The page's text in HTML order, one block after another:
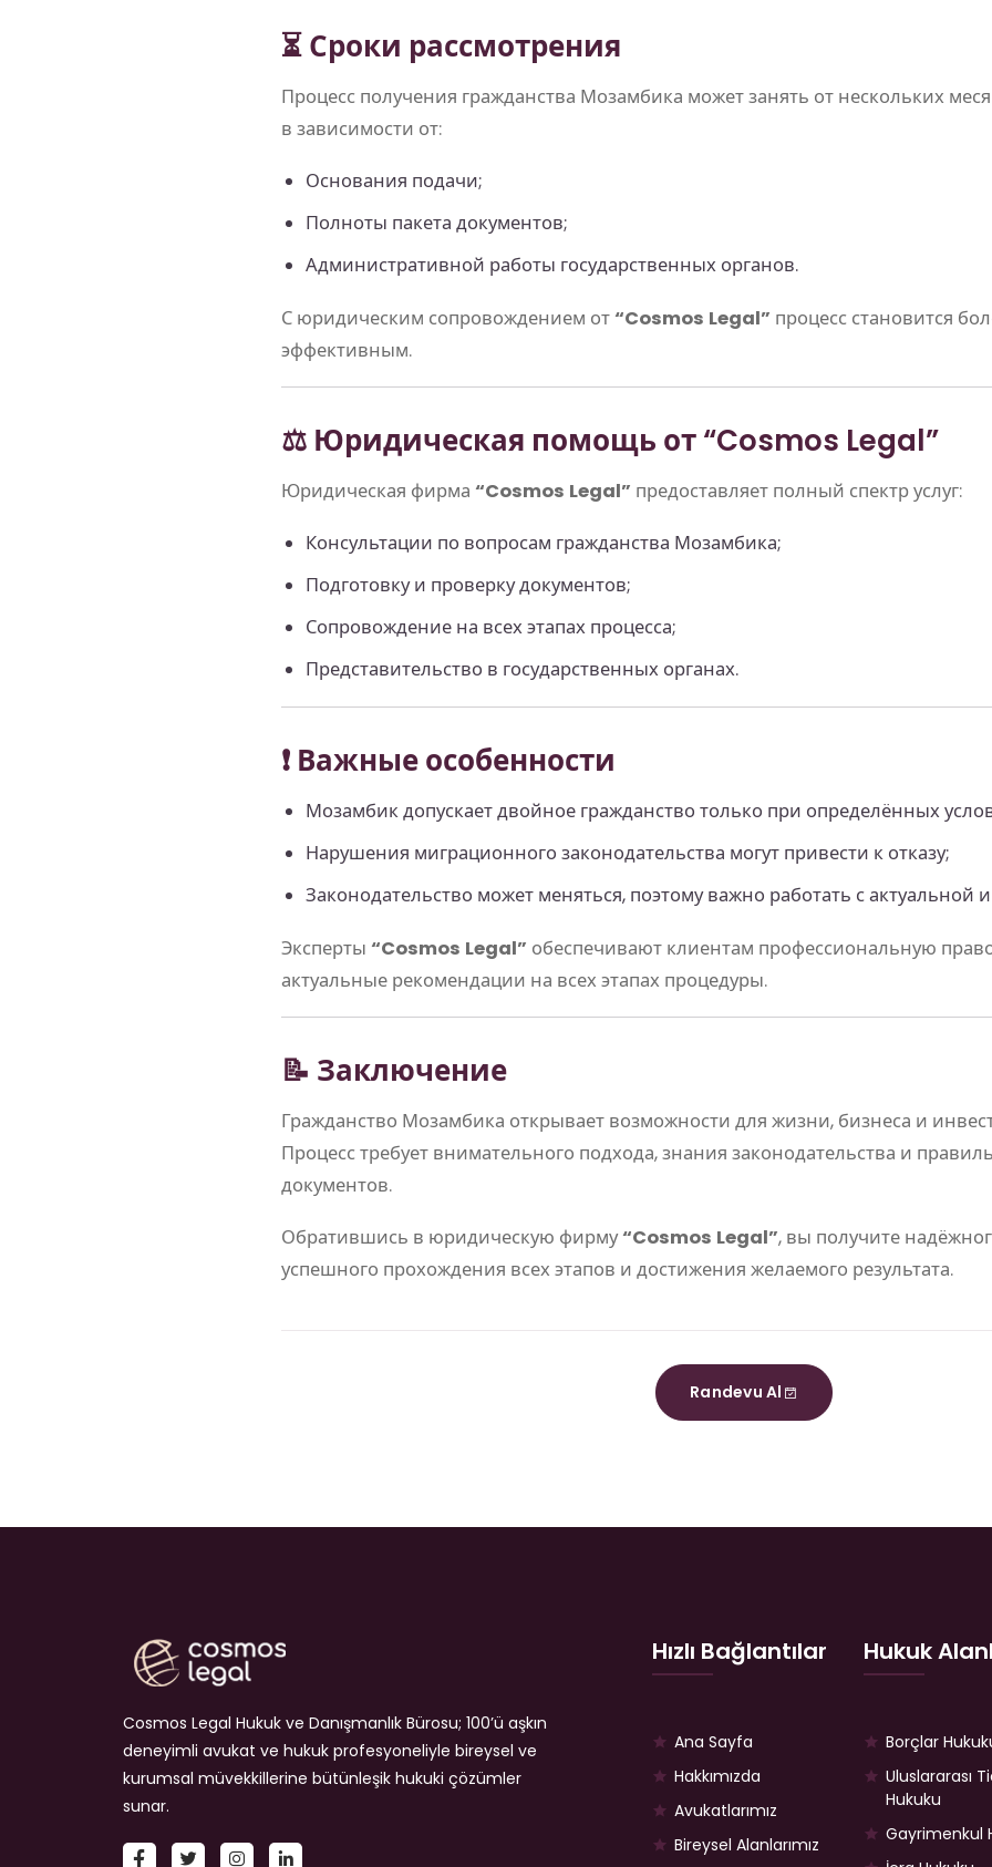
⏳ Сроки рассмотрения
Процесс получения гражданства Мозамбика может занять от нескольких
в зависимости от:
Основания подачи;
Полноты пакета документов;
Административной работы государственных органов.
С юридическим сопровождением от “Cosmos Legal” процесс становится
эффективным.
⚖️ Юридическая помощь от “Cosmos Legal”
Юридическая фирма “Cosmos Legal” предоставляет полный спектр услуг:
Консультации по вопросам гражданства Мозамбика;
Подготовку и проверку документов;
Сопровождение на всех этапах процесса;
Представительство в государственных органах.
❗ Важные особенности
Мозамбик допускает двойное гражданство только при определённых
Нарушения миграционного законодательства могут привести к отказу;
Законодательство может меняться, поэтому важно работать с актуальной
Эксперты “Cosmos Legal” обеспечивают клиентам профессиональную
актуальные рекомендации на всех этапах процедуры.
📝 Заключение
Гражданство Мозамбика открывает возможности для жизни, бизнеса и
Процесс требует внимательного подхода, знания законодательства и
документов.
Обратившись в юридическую фирму“Cosmos Legal”, вы получите
успешного прохождения всех этапов и достижения желаемого результата.
Randevu Al
Cosmos Legal Hukuk ve Danışmanlık Bürosu; 100’ü aşkın
deneyimli avukat ve hukuk profesyoneliyle bireysel ve
kurumsal müvekkillerine bütünleşik hukuki çözümler
sunar.
Hızlı Bağlantılar
Ana Sayfa
Hakkımızda
Avukatlarımız
Bireysel Alanlarımız
Hukuk
Borçlar
Uluslararası
Hukuku
Gayrimenkul